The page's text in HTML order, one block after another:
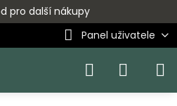
pro další nákupy
Panel uživatele